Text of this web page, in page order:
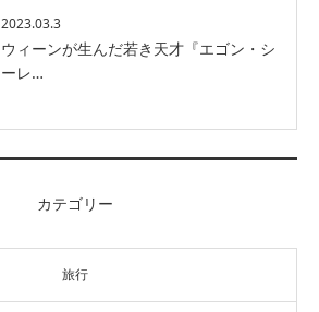
2023.03.3
ウィーンが生んだ若き天才『エゴン・シ
ーレ…
カテゴリー
旅行